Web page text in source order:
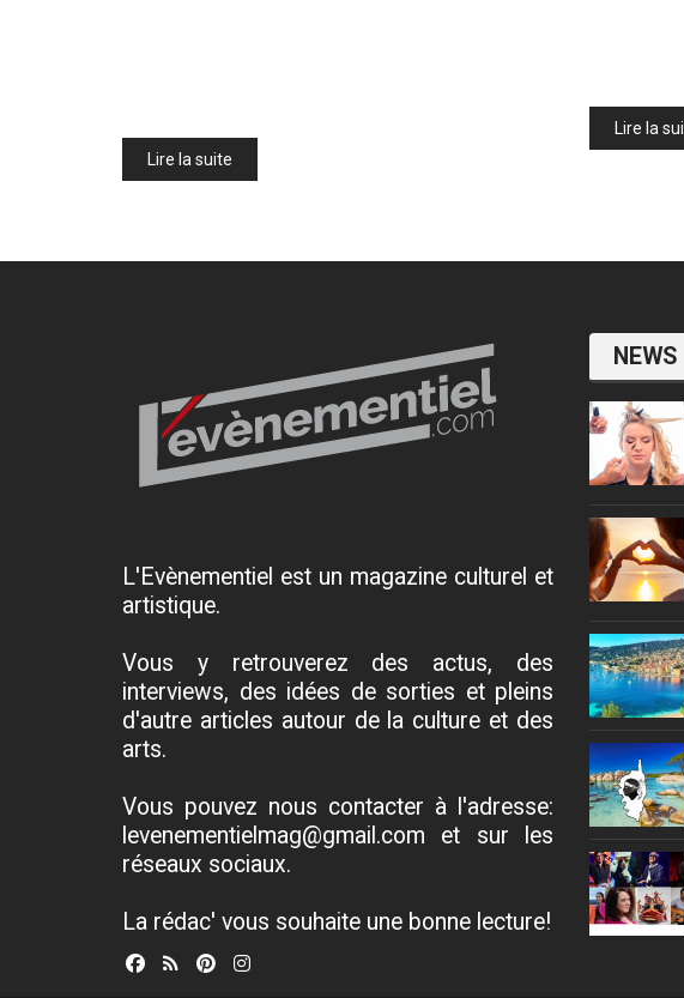
Lire la suite
Lire la
L'Evènementiel est un magazine culturel et
artistique.
Vous y retrouverez des actus, des
interviews, des idées de sorties et pleins
d'autre articles autour de la culture et des
arts.
Vous pouvez nous contacter à l'adresse:
levenementielmag@gmail.com et sur les
réseaux sociaux.
La rédac' vous souhaite une bonne lecture!
NEWS